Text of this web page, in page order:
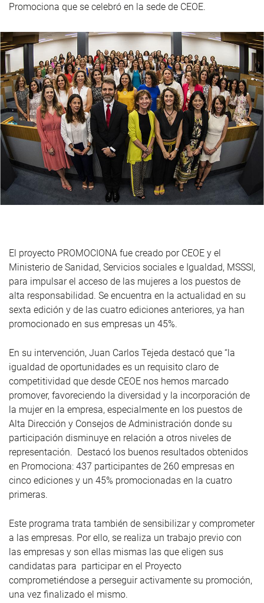
Promociona que se celebró en la sede de CEOE.
El proyecto PROMOCIONA fue creado por CEOE y el
Ministerio de Sanidad, Servicios sociales e Igualdad, MSSSI,
para impulsar el acceso de las mujeres a los puestos de
alta responsabilidad. Se encuentra en la actualidad en su
sexta edición y de las cuatro ediciones anteriores, ya han
promocionado en sus empresas un 45%.
En su intervención, Juan Carlos Tejeda destacó que “la
igualdad de oportunidades es un requisito claro de
competitividad que desde CEOE nos hemos marcado
promover, favoreciendo la diversidad y la incorporación de
la mujer en la empresa, especialmente en los puestos de
Alta Dirección y Consejos de Administración donde su
participación disminuye en relación a otros niveles de
representación. Destacó los buenos resultados obtenidos
en Promociona: 437 participantes de 260 empresas en
cinco ediciones y un 45% promocionadas en la cuatro
primeras.
Este programa trata también de sensibilizar y comprometer
a las empresas. Por ello, se realiza un trabajo previo con
las empresas y son ellas mismas las que eligen sus
candidatas para participar en el Proyecto
comprometiéndose a perseguir activamente su promoción,
una vez finalizado el mismo.